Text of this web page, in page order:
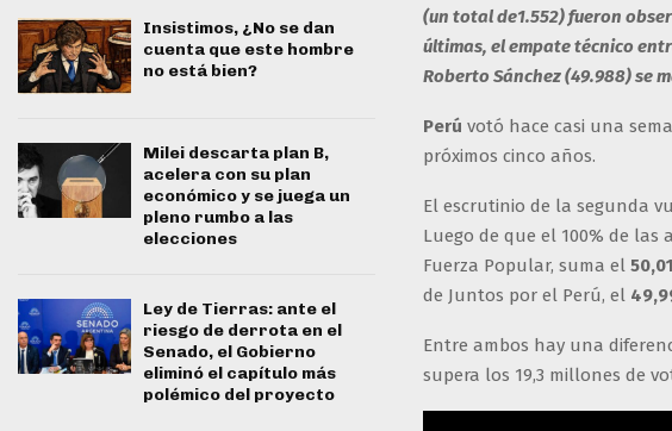
(un total de1.552) fueron
últimas, el empate técnico
Roberto Sánchez (49.988) se
Perú votó hace casi una
próximos cinco años.
El escrutinio de la segunda
Luego de que el 100% de
Fuerza Popular, suma el
de Juntos por el Perú, el
Entre ambos hay una
supera los 19,3 millones de
Insistimos, ¿No se dan
cuenta que este hombre
no está bien?
Milei descarta plan B,
acelera con su plan
económico y se juega un
pleno rumbo a las
elecciones
Ley de Tierras: ante el
riesgo de derrota en el
Senado, el Gobierno
eliminó el capítulo más
polémico del proyecto